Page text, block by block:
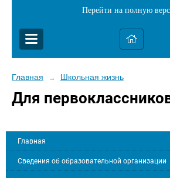
Перейти на полную
Главная → Школьная жизнь
Для
Главная
Сведения об образовательной организации